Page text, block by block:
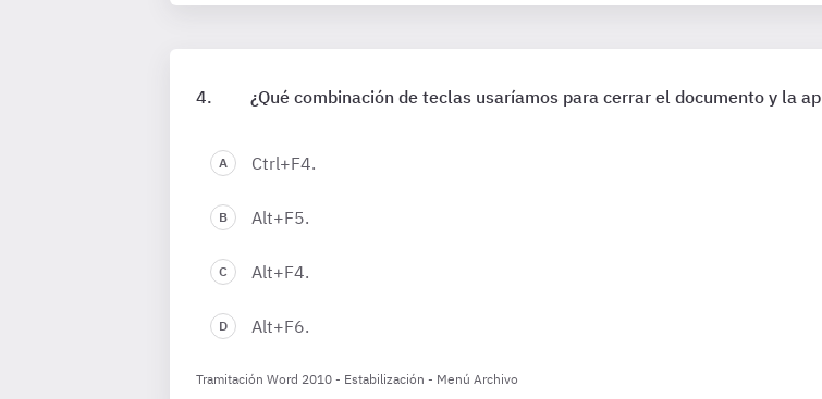
¿Qué combinación de teclas usaríamos para cerrar el documento y la
Ctrl+F4.
Alt+F5.
Alt+F4.
Alt+F6.
Tramitación Word 2010 - Estabilización - Menú Archivo